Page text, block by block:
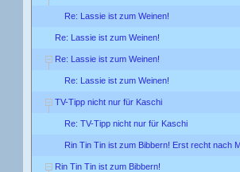
Re: Lassie ist zum Weinen!
Re: Lassie ist zum Weinen!
Re: Lassie ist zum Weinen!
Re: Lassie ist zum Weinen!
TV-Tipp nicht nur für Kaschi
Re: TV-Tipp nicht nur für Kaschi
Rin Tin Tin ist zum Bibbern! Erst recht nach
Rin Tin Tin ist zum Bibbern!